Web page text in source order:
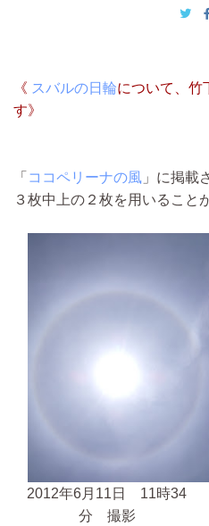
《 スバルの日輪について、竹
す》
「 ココペリーナの風 」に掲載
３枚中上の２枚を用いること
2012年6月11日 11時34
分 撮影